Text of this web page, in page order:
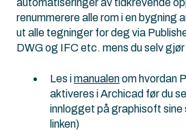
automatiseringer av tidkrevende
renummerere alle rom i en bygning
ut alle tegninger for deg via
DWG og IFC etc. mens du selv
Les imanualenom hvordan
aktiveres i Archicad før du
innlogget på graphisoft sine
linken)